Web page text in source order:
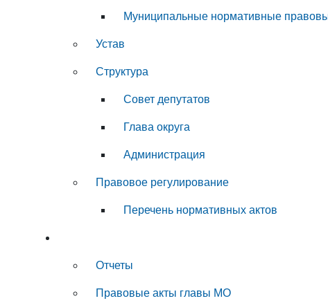
Муниципальные нормативные
Устав
Структура
Совет депутатов
Глава округа
Администрация
Правовое регулирование
Перечень нормативных актов
Отчеты
Правовые акты главы МО